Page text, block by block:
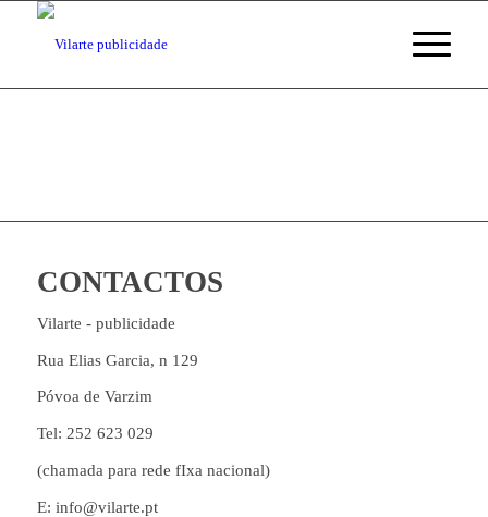
CONTACTOS
Vilarte - publicidade
Rua Elias Garcia, n 129
Póvoa de Varzim
Tel: 252 623 029
(chamada para rede fIxa nacional)
E: info@vilarte.pt